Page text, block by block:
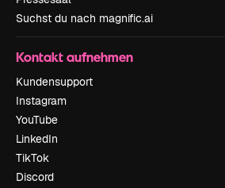
Suchst du nach magnific.ai
Kontakt aufnehmen
Kundensupport
Instagram
YouTube
LinkedIn
TikTok
Discord